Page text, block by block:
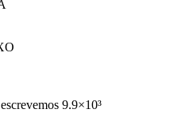
9.9×10³